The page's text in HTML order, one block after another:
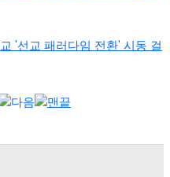
'선교 패러다임 전환' 시동 걸